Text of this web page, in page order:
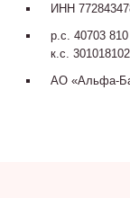
ИНН
р.с. 40703
к.с.
АО «Альфа-